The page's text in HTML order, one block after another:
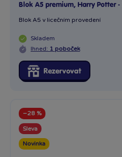
Blok A5 premium, Harry Potter
Blok A5 v licečním provedení
Skladem
Ihned: 1 poboček
Rezervovat
−28 %
Sleva
Novinka